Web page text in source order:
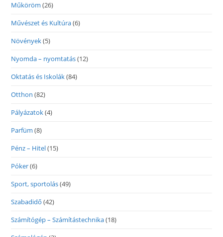
Műköröm (26)
Művészet és Kultúra(6)
Növények(5)
Nyomda – nyomtatás(12)
Oktatás és Iskolák(84)
Otthon (82)
Pályázatok(4)
Parfüm (8)
Pénz – Hitel(15)
Póker(6)
Sport, sportolás(49)
Szabadidő (42)
Számítógép – Számítástechnika(18)